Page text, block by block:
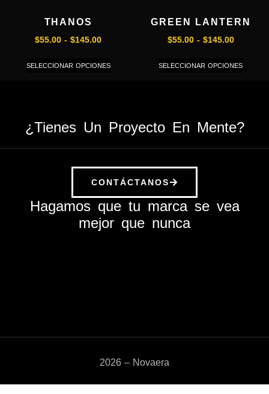
THANOS
$55.00 - $145.00
SELECCIONAR OPCIONES
GREEN LANTERN
$55.00 - $145.00
SELECCIONAR OPCIONES
¿Tienes Un Proyecto En Mente?
CONTÁCTANOS
Hagamos que tu marca se vea
mejor que nunca
2026 – Novaera